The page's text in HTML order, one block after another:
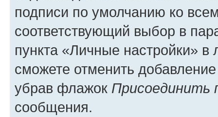
подписи по умолчанию ко
соответствующий выбор в
пункта «Личные настройки»
сможете отменить
убрав флажок Присоединить
сообщения.